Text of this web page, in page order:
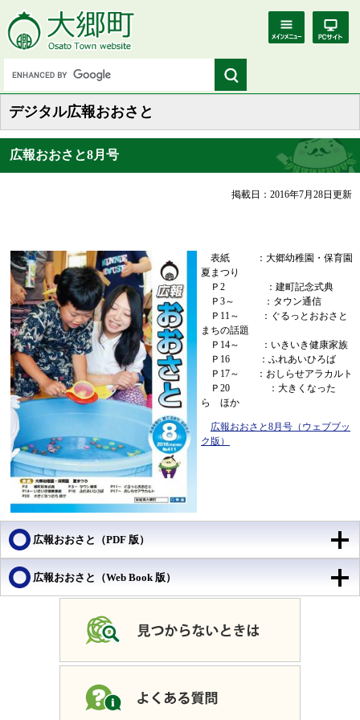
デジタル広報おおさと
広報おおさと8月号
掲載日：2016年7月28日更新
表紙 ：大郷幼稚園・保育園
夏まつり
Ｐ2 ：建町記念式典
Ｐ3～ ：タウン通信
Ｐ11～ ：ぐるっとおおさと
まちの話題
Ｐ14～ ：いきいき健康家族
Ｐ16 ：ふれあいひろば
Ｐ17～ ：おしらせアラカルト
Ｐ20 ：大きくなった
ら ほか
広報おおさと8月号（ウェブブッ
ク版）
広報おおさと（PDF 版）
広報おおさと（Web Book 版）